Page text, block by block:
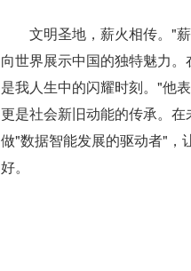
文明圣地，薪火相传。"
向世界展示中国的独特魅力
是我人生中的闪耀时刻。"他
更是社会新旧动能的传承。
做"数据智能发展的驱动者"，
好。